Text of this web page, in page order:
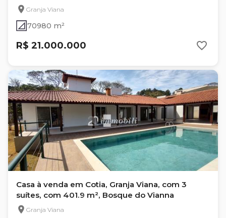
Granja Viana
70980 m²
R$ 21.000.000
Casa à venda em Cotia, Granja Viana, com 3
suítes, com 401.9 m², Bosque do Vianna
Granja Viana